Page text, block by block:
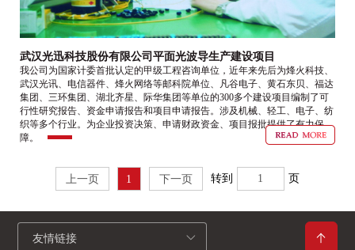
武汉光迅科技股份有限公司平面光波导生产建设项目
我公司为国家计委首批认定的甲级工程咨询单位，近年来先后为烽火科技、
武汉光讯、电信器件、烽火网络等邮科院单位、凡谷电子、黄石东贝、福达
集团、三环集团、湖北齐星、际华集团等单位的300多个建设项目编制了可
行性研究报告、资金申请报告和项目申请报告。涉及机械、轻工、电子、纺
织等多个行业。为企业投资决策、申请财政资金、项目报批提供了有力保
障。
上一页 1 下一页 转到 页
友情链接